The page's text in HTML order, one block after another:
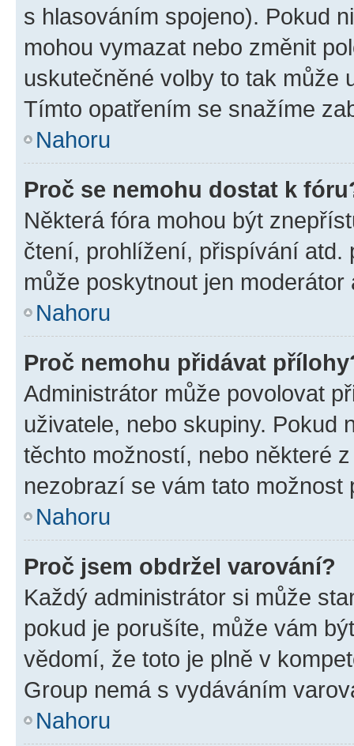
s hlasováním spojeno). Pokud
mohou vymazat nebo změnit
uskutečněné volby to tak může
Tímto opatřením se snažíme
Nahoru
Proč se nemohu dostat k
Některá fóra mohou být
čtení, prohlížení, přispívání atd.
může poskytnout jen
Nahoru
Proč nemohu přidávat
Administrátor může povolovat
uživatele, nebo skupiny. Pokud
těchto možností, nebo některé
nezobrazí se vám tato
Nahoru
Proč jsem obdržel varování?
Každý administrátor si může
pokud je porušíte, může vám
vědomí, že toto je plně v
Group nemá s vydáváním
Nahoru